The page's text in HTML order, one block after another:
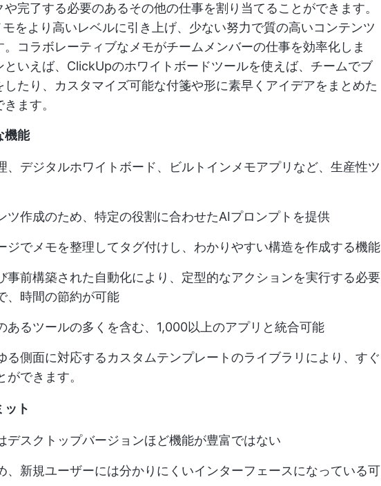
完了する必要のあるその他の仕事を割り当てることができます。
をより高いレベルに引き上げ、少ない努力で質の高いコンテンツ
コラボレーティブなメモがチームメンバーの仕事を効率化しま
といえば、ClickUpのホワイトボードツールを使えば、チームでブ
したり、カスタマイズ可能な付箋や形に素早くアイデアをまとめた
ます。
機能
、デジタルホワイトボード、ビルトインメモアプリなど、生産性ツ
ツ作成のため、特定の役割に合わせたAIプロンプトを提供
ジでメモを整理してタグ付けし、わかりやすい構造を作成する機能
事前構築された自動化により、定型的なアクションを実行する必要
、時間の節約が可能
あるツールの多くを含む、1,000以上のアプリと統合可能
る側面に対応するカスタムテンプレートのライブラリにより、すぐ
できます。
ット
デスクトップバージョンほど機能が豊富ではない
、新規ユーザーには分かりにくいインターフェースになっている可